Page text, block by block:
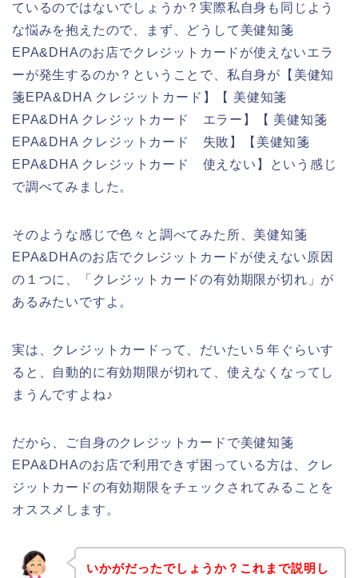
ているのではないでしょうか？実際私自身も同じよう
な悩みを抱えたので、まず、どうして美健知箋
EPA&DHAのお店でクレジットカードが使えないエラ
ーが発生するのか？ということで、私自身が【美健知
箋EPA&DHA クレジットカード】【 美健知箋
EPA&DHA クレジットカード エラー】【 美健知箋
EPA&DHA クレジットカード 失敗】【美健知箋
EPA&DHA クレジットカード 使えない】という感じ
で調べてみました。
そのような感じで色々と調べてみた所、美健知箋
EPA&DHAのお店でクレジットカードが使えない原因
の１つに、「クレジットカードの有効期限が切れ」が
あるみたいですよ。
実は、クレジットカードって、だいたい５年ぐらいす
ると、自動的に有効期限が切れて、使えなくなってし
まうんですよね♪
だから、ご自身のクレジットカードで美健知箋
EPA&DHAのお店で利用できず困っている方は、クレ
ジットカードの有効期限をチェックされてみることを
オススメします。
いかがだったでしょうか？これまで説明し